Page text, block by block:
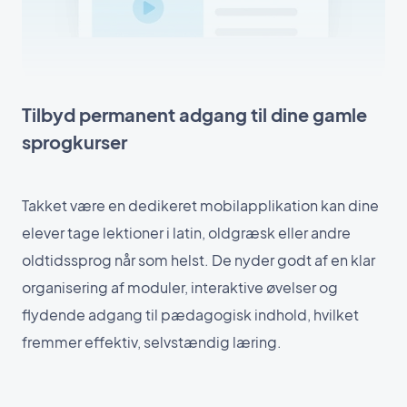
Tilbyd permanent adgang til dine gamle
sprogkurser
Takket være en dedikeret mobilapplikation kan dine
elever tage lektioner i latin, oldgræsk eller andre
oldtidssprog når som helst. De nyder godt af en klar
organisering af moduler, interaktive øvelser og
flydende adgang til pædagogisk indhold, hvilket
fremmer effektiv, selvstændig læring.